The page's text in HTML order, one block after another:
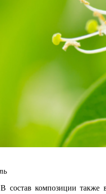
композиции также